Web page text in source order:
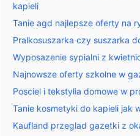
kapieli
Tanie agd najlepsze oferty na
Pralkosuszarka czy suszarka
Wyposazenie sypialni z
Najnowsze oferty szkolne w
Posciel i tekstylia domowe w
Tanie kosmetyki do kapieli jak
Kaufland przeglad gazetki z